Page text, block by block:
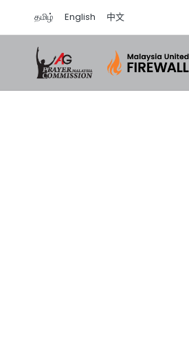
தமிழ் English 中文